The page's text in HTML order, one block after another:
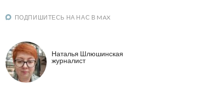
ПОДПИШИТЕСЬ НА НАС В MAX
Наталья Шлюшинская
журналист